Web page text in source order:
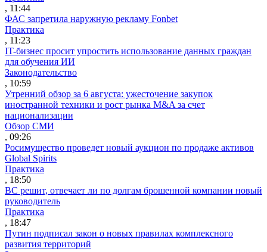
, 11:44
ФАС запретила наружную рекламу Fonbet
Практика
, 11:23
IT-бизнес просит упростить использование данных граждан
для обучения ИИ
Законодательство
, 10:59
Утренний обзор за 6 августа: ужесточение закупок
иностранной техники и рост рынка M&A за счет
национализации
Обзор СМИ
, 09:26
Росимущество проведет новый аукцион по продаже активов
Global Spirits
Практика
, 18:50
ВС решит, отвечает ли по долгам брошенной компании новый
руководитель
Практика
, 18:47
Путин подписал закон о новых правилах комплексного
развития территорий